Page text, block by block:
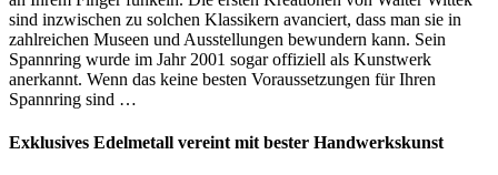
sind inzwischen zu solchen Klassikern avanciert, dass man sie in
zahlreichen Museen und Ausstellungen bewundern kann. Sein
Spannring wurde im Jahr 2001 sogar offiziell als Kunstwerk
anerkannt. Wenn das keine besten Voraussetzungen für Ihren
Spannring sind …
Exklusives Edelmetall vereint mit bester Handwerkskunst